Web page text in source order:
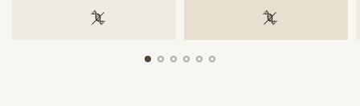
100 % gentechnikfrei 100 %